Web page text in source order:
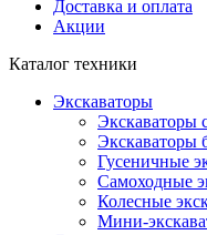
Доставка и оплата
Акции
Каталог техники
Экскаваторы
Экскаваторы
Экскаваторы
Гусеничные
Самоходные
Колесные
Мини-